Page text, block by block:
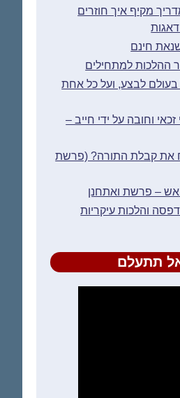
מקיף איך חוזרים
חינם
ההלכות למתחילים
בעולם לבצע, ועל כל אחת
זכאי וחובה על ידי חייב –
את קבלת התורה? (פרשת
– פרשת ואתחנן
והלכות עיקריות
תתעלם